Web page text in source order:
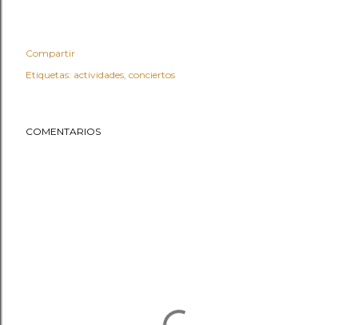
Compartir
Etiquetas: actividades conciertos
COMENTARIOS